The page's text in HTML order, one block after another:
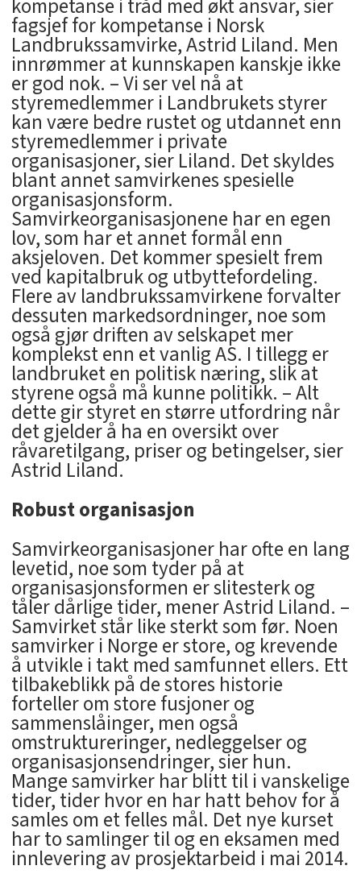
kompetanse i tråd med økt ansvar, sier
fagsjef for kompetanse i Norsk
Landbrukssamvirke, Astrid Liland. Men
innrømmer at kunnskapen kanskje ikke
er god nok. – Vi ser vel nå at
styremedlemmer i Landbrukets styrer
kan være bedre rustet og utdannet enn
styremedlemmer i private
organisasjoner, sier Liland. Det skyldes
blant annet samvirkenes spesielle
organisasjonsform.
Samvirkeorganisasjonene har en egen
lov, som har et annet formål enn
aksjeloven. Det kommer spesielt frem
ved kapitalbruk og utbyttefordeling.
Flere av landbrukssamvirkene forvalter
dessuten markedsordninger, noe som
også gjør driften av selskapet mer
komplekst enn et vanlig AS. I tillegg er
landbruket en politisk næring, slik at
styrene også må kunne politikk. – Alt
dette gir styret en større utfordring når
det gjelder å ha en oversikt over
råvaretilgang, priser og betingelser, sier
Astrid Liland.
Robust organisasjon
Samvirkeorganisasjoner har ofte en lang
levetid, noe som tyder på at
organisasjonsformen er slitesterk og
tåler dårlige tider, mener Astrid Liland. –
Samvirket står like sterkt som før. Noen
samvirker i Norge er store, og krevende
å utvikle i takt med samfunnet ellers. Ett
tilbakeblikk på de stores historie
forteller om store fusjoner og
sammenslåinger, men også
omstruktureringer, nedleggelser og
organisasjonsendringer, sier hun.
Mange samvirker har blitt til i vanskelige
tider, tider hvor en har hatt behov for å
samles om et felles mål. Det nye kurset
har to samlinger til og en eksamen med
innlevering av prosjektarbeid i mai 2014.